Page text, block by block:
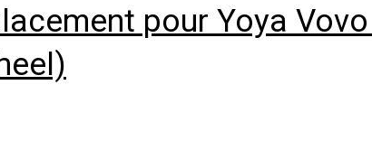
pour Yoya